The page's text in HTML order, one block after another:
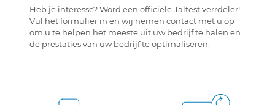
Heb je interesse? Word een officiële Jaltest verrdeler!
Vul het formulier in en wij nemen contact met u op
om u te helpen het meeste uit uw bedrijf te halen en
de prestaties van uw bedrijf te optimaliseren.